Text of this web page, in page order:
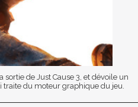
de Just Cause 3, et dévoile un
du moteur graphique du jeu.